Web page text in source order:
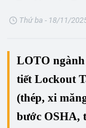
Thứ ba - 18/11/
LOTO ngành
tiết Lockout
(thép, xi
bước OSHA,